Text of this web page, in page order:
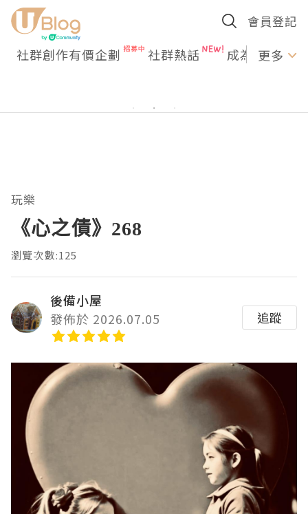
會員登記
社群創作有價企劃 社群熱話 成為U更多
玩樂
《心之債》268
瀏覽次數:125
後備小屋
發佈於 2026.07.05
追蹤